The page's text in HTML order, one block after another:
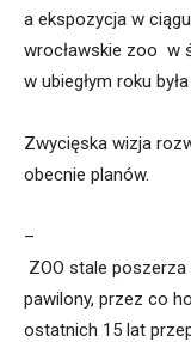
a ekspozycja w ciągu
wrocławskie zoo w
w ubiegłym roku była
Zwycięska wizja
obecnie planów.
–
ZOO stale poszerza
pawilony, przez co
ostatnich 15 lat